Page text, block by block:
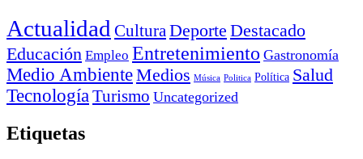
Actualidad CulturaDeporte Destacado
Educación Empleo Entretenimiento Gastronomía
Medio AmbienteMedios Música Politica Política Salud
Tecnología Turismo Uncategorized
Etiquetas